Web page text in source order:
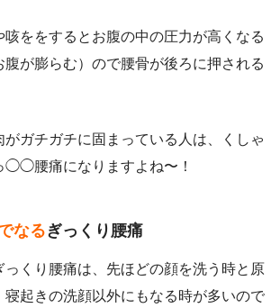
咳ををするとお腹の中の圧力が高くなる
腹が膨らむ）ので腰骨が後ろに押される
がガチガチに固まっている人は、くしゃ
腰痛になりますよね〜！
なるぎっくり腰痛
っくり腰痛は、先ほどの顔を洗う時と原
寝起きの洗顔以外にもなる時が多いので